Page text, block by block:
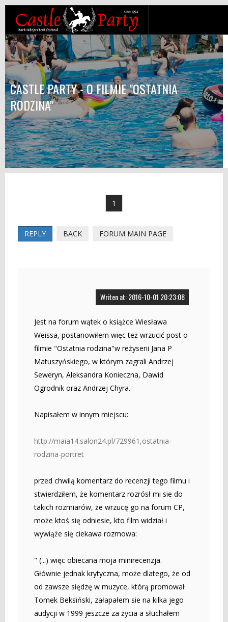
CASTLE PARTY - O FILMIE "OSTATNIA
RODZINA"
1
REPLY BACK FORUM MAIN PAGE
Writen at: 2016-10-01 20:23:08
Jest na forum wątek o książce Wiesława
Weissa, postanowiłem więc też wrzucić post o
filmie "Ostatnia rodzina"w reżyserii Jana P
Matuszyńskiego, w którym zagrali Andrzej
Seweryn, Aleksandra Konieczna, Dawid
Ogrodnik oraz Andrzej Chyra.
Napisałem w innym miejscu:
http://maia14.salon24.pl/729961,ostatnia-
rodzina-portret
przed chwilą komentarz do recenzji tego filmu i
stwierdziłem, że komentarz rozrósł mi sie do
takich rozmiarów, że wrzucę go na forum CP,
może ktoś się odniesie, kto film widział i
wywiąże się ciekawa rozmowa:
" (...) więc obiecana moja minirecenzja.
Głównie jednak krytyczna, może dlatego, że od
od zawsze siędzę w muzyce, którą promował
Tomek Beksiński, załapałem sie na kilka jego
audycji w 1999 jeszcze za życia a słuchałem